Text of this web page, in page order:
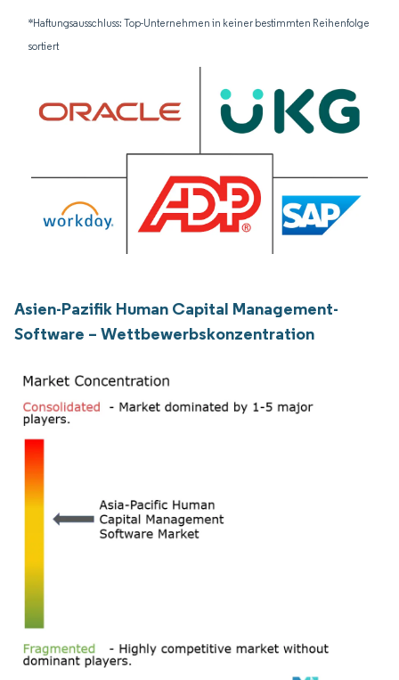
*Haftungsausschluss: Top-Unternehmen in keiner bestimmten Reihenfolge
sortiert
Asien-Pazifik Human Capital Management-
Software – Wettbewerbskonzentration